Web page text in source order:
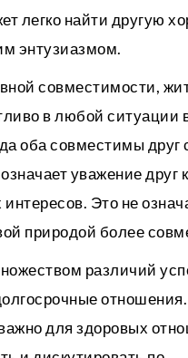
легко найти другую
энтузиазмом.
совместимости,
в любой ситуации
оба совместимы друг
уважение друг
Это не
природой более
различий
для здоровых